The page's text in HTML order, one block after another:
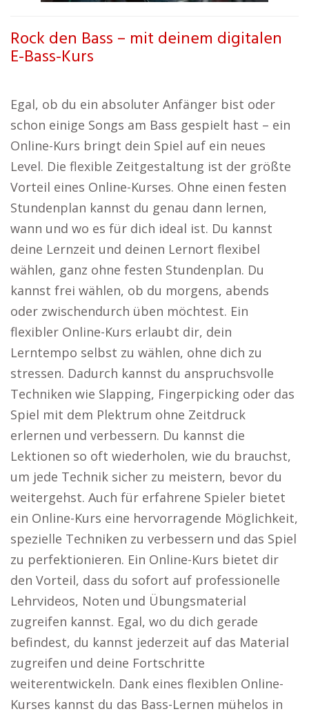
Rock den Bass – mit deinem digitalen
E-Bass-Kurs
Egal, ob du ein absoluter Anfänger bist oder
schon einige Songs am Bass gespielt hast – ein
Online-Kurs bringt dein Spiel auf ein neues
Level. Die flexible Zeitgestaltung ist der größte
Vorteil eines Online-Kurses. Ohne einen festen
Stundenplan kannst du genau dann lernen,
wann und wo es für dich ideal ist. Du kannst
deine Lernzeit und deinen Lernort flexibel
wählen, ganz ohne festen Stundenplan. Du
kannst frei wählen, ob du morgens, abends
oder zwischendurch üben möchtest. Ein
flexibler Online-Kurs erlaubt dir, dein
Lerntempo selbst zu wählen, ohne dich zu
stressen. Dadurch kannst du anspruchsvolle
Techniken wie Slapping, Fingerpicking oder das
Spiel mit dem Plektrum ohne Zeitdruck
erlernen und verbessern. Du kannst die
Lektionen so oft wiederholen, wie du brauchst,
um jede Technik sicher zu meistern, bevor du
weitergehst. Auch für erfahrene Spieler bietet
ein Online-Kurs eine hervorragende Möglichkeit,
spezielle Techniken zu verbessern und das Spiel
zu perfektionieren. Ein Online-Kurs bietet dir
den Vorteil, dass du sofort auf professionelle
Lehrvideos, Noten und Übungsmaterial
zugreifen kannst. Egal, wo du dich gerade
befindest, du kannst jederzeit auf das Material
zugreifen und deine Fortschritte
weiterentwickeln. Dank eines flexiblen Online-
Kurses kannst du das Bass-Lernen mühelos in